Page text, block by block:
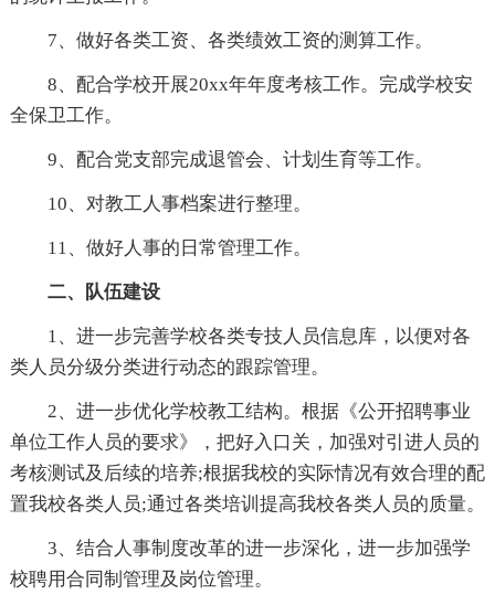
7、做好各类工资、各类绩效工资的测算工作。
8、配合学校开展20xx年年度考核工作。完成学校安
全保卫工作。
9、配合党支部完成退管会、计划生育等工作。
10、对教工人事档案进行整理。
11、做好人事的日常管理工作。
二、队伍建设
1、进一步完善学校各类专技人员信息库，以便对各
类人员分级分类进行动态的跟踪管理。
2、进一步优化学校教工结构。根据《公开招聘事业
单位工作人员的要求》，把好入口关，加强对引进人员的
考核测试及后续的培养;根据我校的实际情况有效合理的配
置我校各类人员;通过各类培训提高我校各类人员的质量。
3、结合人事制度改革的进一步深化，进一步加强学
校聘用合同制管理及岗位管理。